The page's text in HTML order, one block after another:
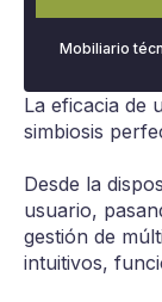
Mobiliario
La eficacia de
simbiosis
Desde la
usuario,
gestión de
intuitivos,